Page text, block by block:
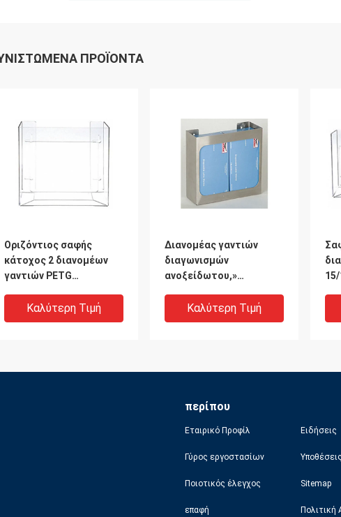
ΠΡΟΪΌΝΤΑ
Οριζόντιος σαφής
κάτοχος 2 διανομέων
γαντιών PETG
συνήθεια κιβωτίων
κιβωτίων τοίχος
Καλύτερη Τιμή
Διανομέας γαντιών
διαγωνισμών
ανοξείδωτου,»
τοίχων πλάτους 10-9/16
Καλύτερη Τιμή
15/
Το ασήμι έντυσε το
Ο
περίπου
Εταιρικό Προφίλ
Γύρος εργοστασίων
Ποιοτικός έλεγχος
επαφή
Ειδήσεις
Υποθέσεις
Sitemap
Πολιτική